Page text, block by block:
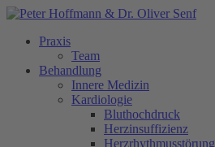
Praxis
Team
Behandlung
Innere Medizin
Kardiologie
Bluthochdruck
Herzinsuffizienz
Herzrhythmusstörung